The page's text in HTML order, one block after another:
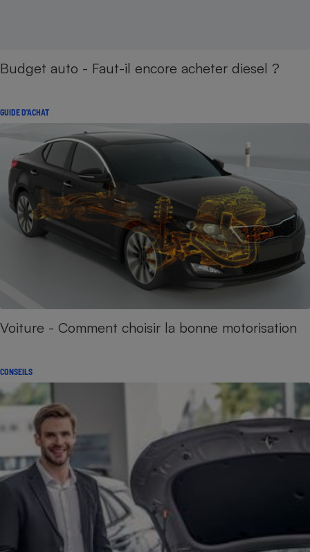
Budget auto - Faut-il encore acheter diesel ?
GUIDE D'ACHAT
Voiture - Comment choisir la bonne motorisation
CONSEILS